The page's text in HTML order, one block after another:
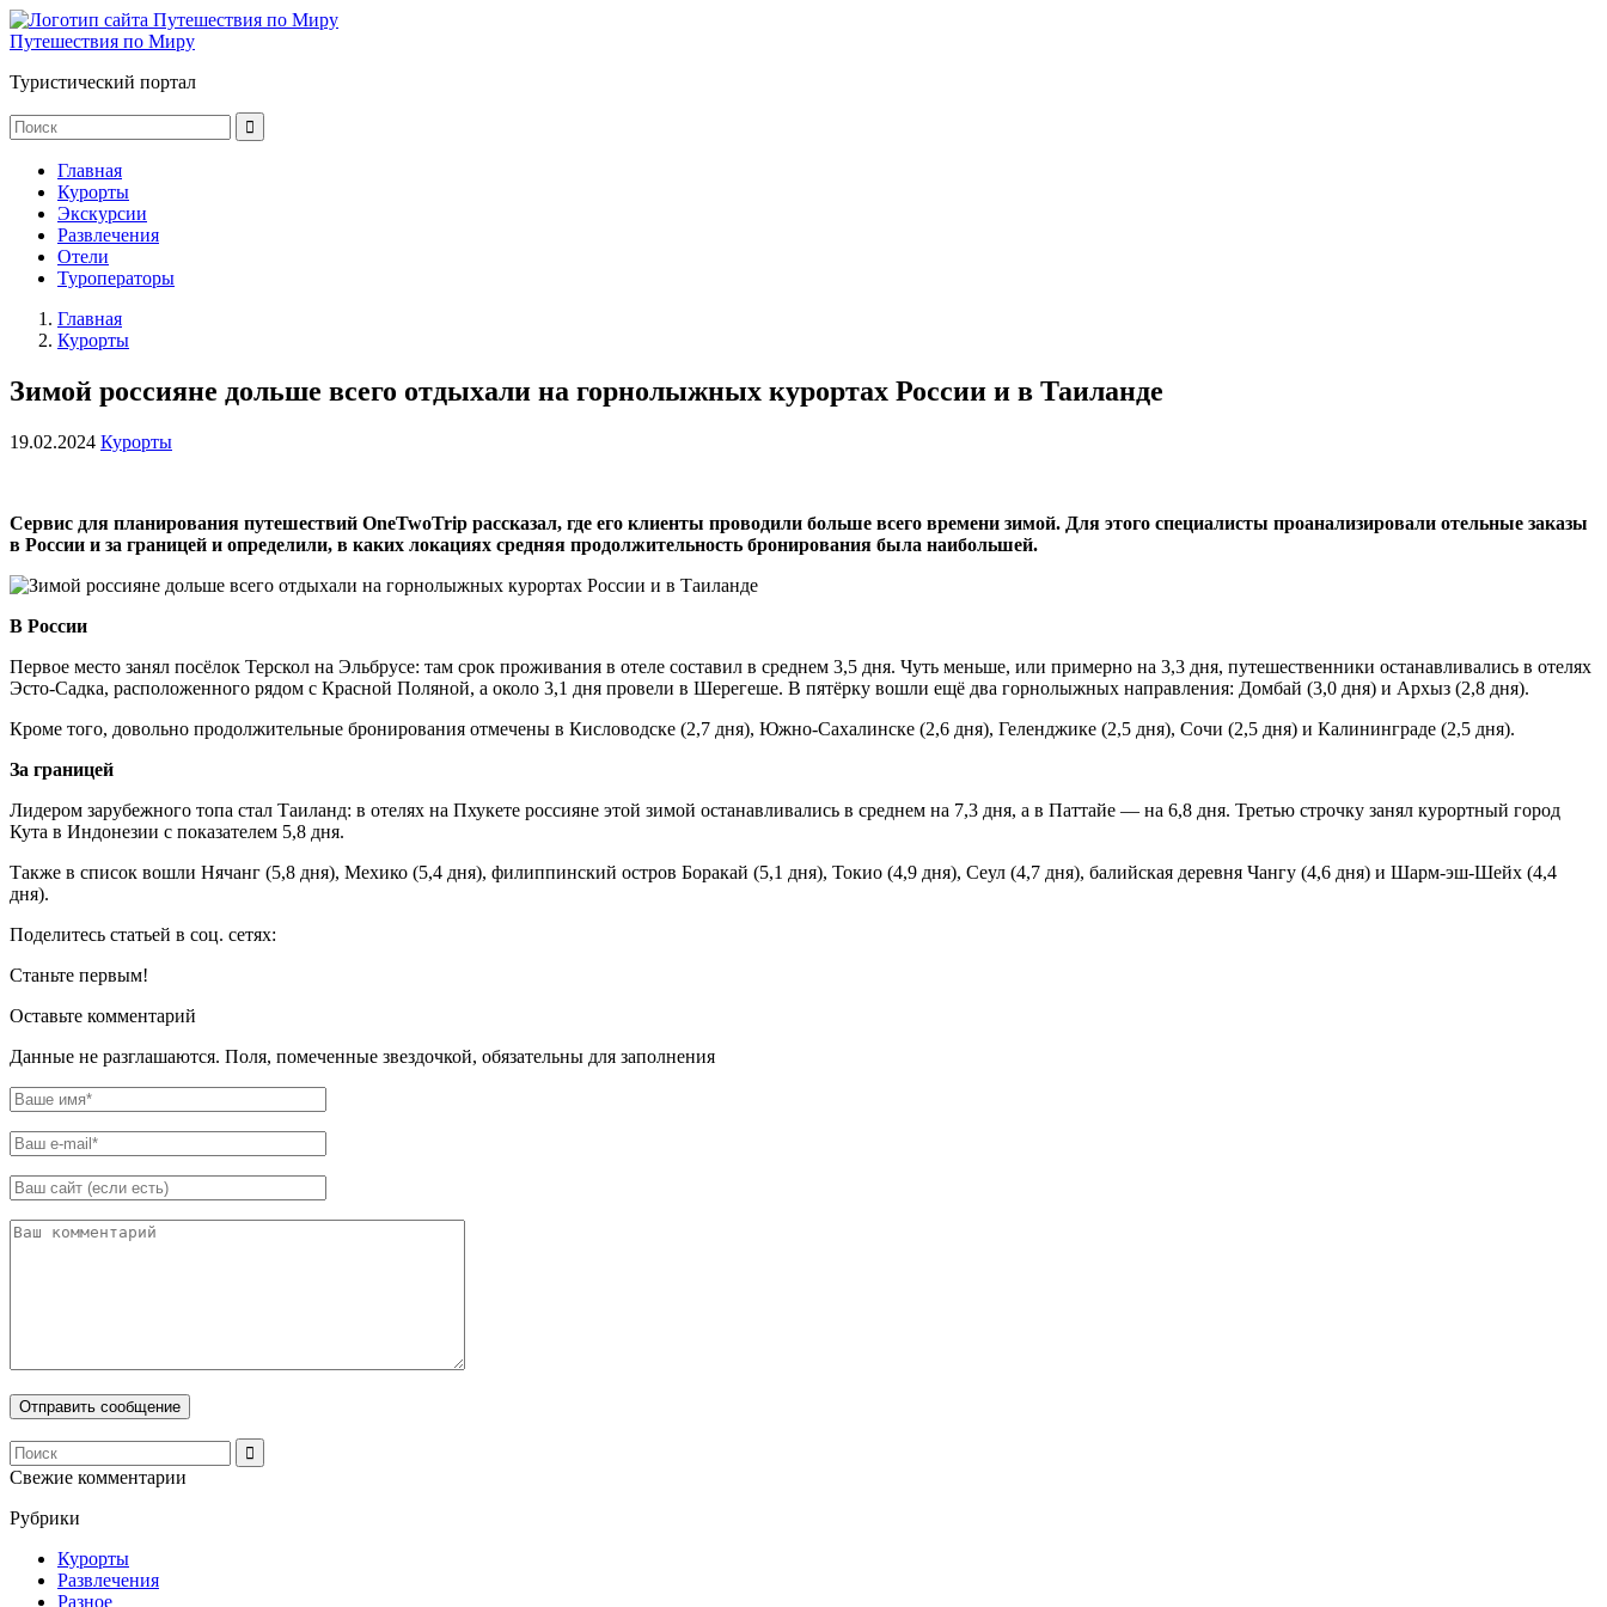
Путешествия по Миру
Туристический портал
Главная
Курорты
Экскурсии
Развлечения
Отели
Туроператоры
Главная
Курорты
Зимой россияне дольше всего отдыхали на горнолыжных курортах России и в Таиланде
19.02.2024 Курорты
Сервис для планирования путешествий OneTwoTrip рассказал, где его клиенты проводили больше всего времени зимой. Для этого специалисты проанализировали отельные заказы
в России и за границей и определили, в каких локациях средняя продолжительность бронирования была наибольшей.
В России
Первое место занял посёлок Терскол на Эльбрусе: там срок проживания в отеле составил в среднем 3,5 дня. Чуть меньше, или примерно на 3,3 дня, путешественники останавливались в отелях
Эсто-Садка, расположенного рядом с Красной Поляной, а около 3,1 дня провели в Шерегеше. В пятёрку вошли ещё два горнолыжных направления: Домбай (3,0 дня) и Архыз (2,8 дня).
Кроме того, довольно продолжительные бронирования отмечены в Кисловодске (2,7 дня), Южно-Сахалинске (2,6 дня), Геленджике (2,5 дня), Сочи (2,5 дня) и Калининграде (2,5 дня).
За границей
Лидером зарубежного топа стал Таиланд: в отелях на Пхукете россияне этой зимой останавливались в среднем на 7,3 дня, а в Паттайе — на 6,8 дня. Третью строчку занял курортный город
Кута в Индонезии с показателем 5,8 дня.
Также в список вошли Нячанг (5,8 дня), Мехико (5,4 дня), филиппинский остров Боракай (5,1 дня), Токио (4,9 дня), Сеул (4,7 дня), балийская деревня Чангу (4,6 дня) и Шарм-эш-Шейх (4,4
дня).
Поделитесь статьей в соц. сетях:
Станьте первым!
Оставьте комментарий
Данные не разглашаются. Поля, помеченные звездочкой, обязательны для заполнения
Свежие комментарии
Рубрики
Курорты
Развлечения
Разное